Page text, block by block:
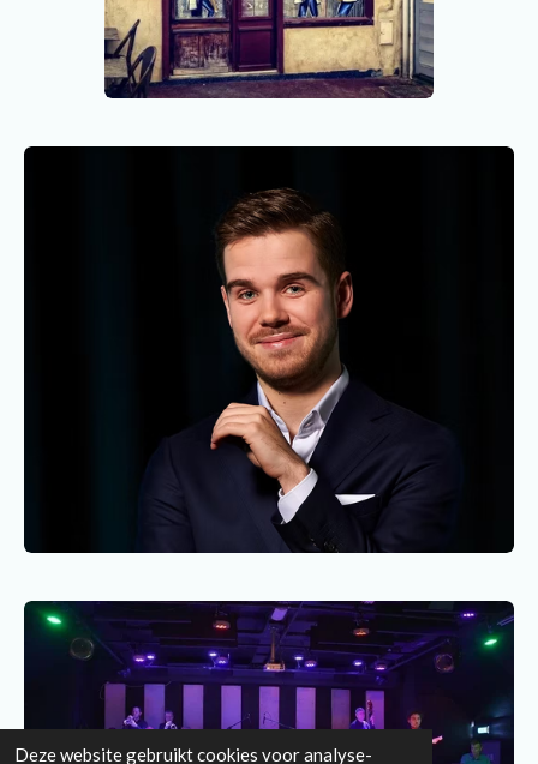
Deze website gebruikt cookies voor analyse-